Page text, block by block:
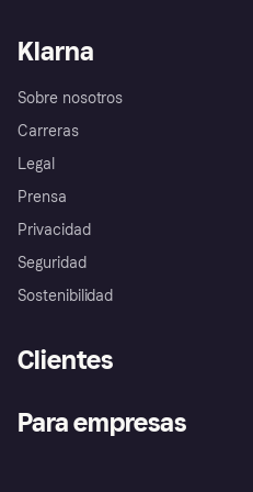
Klarna
Sobre nosotros
Carreras
Legal
Prensa
Privacidad
Seguridad
Sostenibilidad
Clientes
Inicio de sesión
Para empresas